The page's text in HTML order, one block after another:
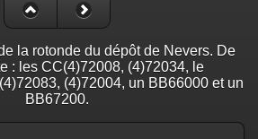
la rotonde du dépôt de Nevers. De
: les CC(4)72008, (4)72034, le
(4)72004, un BB66000 et un
BB67200.